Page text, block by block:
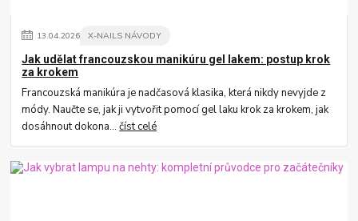
13.04.2026 X-NAILS NÁVODY
Jak udělat francouzskou manikúru gel lakem: postup krok
za krokem
Francouzská manikúra je nadčasová klasika, která nikdy nevyjde z
módy. Naučte se, jak ji vytvořit pomocí gel laku krok za krokem, jak
dosáhnout dokona...číst celé